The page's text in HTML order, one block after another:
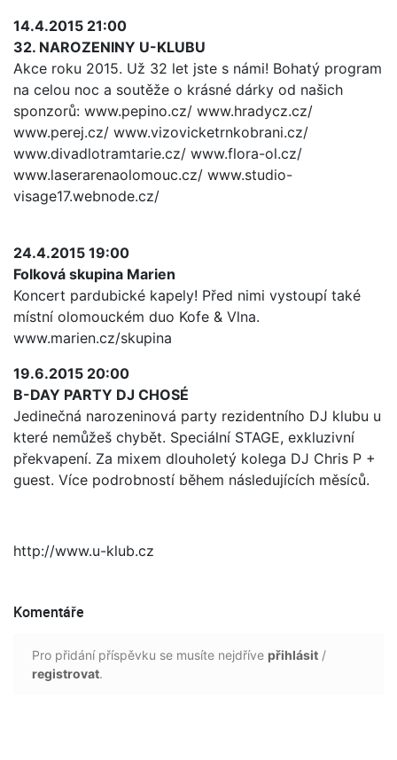
14.4.2015 21:00
32. NAROZENINY U-KLUBU
Akce roku 2015. Už 32 let jste s námi! Bohatý program
na celou noc a soutěže o krásné dárky od našich
sponzorů: www.pepino.cz/ www.hradycz.cz/
www.perej.cz/ www.vizovicketrnkobrani.cz/
www.divadlotramtarie.cz/ www.flora-ol.cz/
www.laserarenaolomouc.cz/ www.studio-
visage17.webnode.cz/
24.4.2015 19:00
Folková skupina Marien
Koncert pardubické kapely! Před nimi vystoupí také
místní olomouckém duo Kofe & Vlna.
www.marien.cz/skupina
19.6.2015 20:00
B-DAY PARTY DJ CHOSÉ
Jedinečná narozeninová party rezidentního DJ klubu u
které nemůžeš chybět. Speciální STAGE, exkluzivní
překvapení. Za mixem dlouholetý kolega DJ Chris P +
guest. Více podrobností během následujících měsíců.
http://www.u-klub.cz
Komentáře
Pro přidání příspěvku se musíte nejdříve přihlásit /
registrovat.